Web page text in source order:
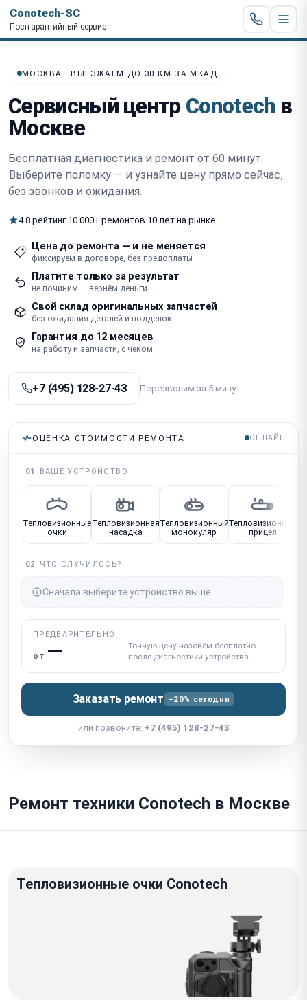
Conotech-SC
Постгарантийный сервис
МОСКВА · ВЫЕЗЖАЕМ ДО 30 КМ ЗА МКАД
Сервисный центр Conotech в
Москве
Бесплатная диагностика и ремонт от 60 минут.
Выберите поломку — и узнайте цену прямо сейчас,
без звонков и ожидания.
4.8 рейтинг·10 000+ ремонтов·10 лет на рынке
Цена до ремонта — и не меняется
фиксируем в договоре, без предоплаты
Платите только за результат
не починим — вернём деньги
Свой склад оригинальных запчастей
без ожидания деталей и подделок
Гарантия до 12 месяцев
на работу и запчасти, с чеком
+7 (495) 128-27-43 Перезвоним за 5 минут
ОЦЕНКА СТОИМОСТИ РЕМОНТА ОНЛАЙН
01 ВАШЕ УСТРОЙСТВО
Тепловизионные
очки
Тепловизионная
насадка
Тепловизионный
монокуляр
Тепловизионный
прицел
02 ЧТО СЛУЧИЛОСЬ?
Сначала выберите устройство выше
ПРЕДВАРИТЕЛЬНО
от —
Точную цену назовём бесплатно
после диагностики устройства.
Заказать ремонт −20% сегодня
или позвоните: +7 (495) 128-27-43
Ремонт техники Conotech в Москве
Тепловизионные очки Conotech